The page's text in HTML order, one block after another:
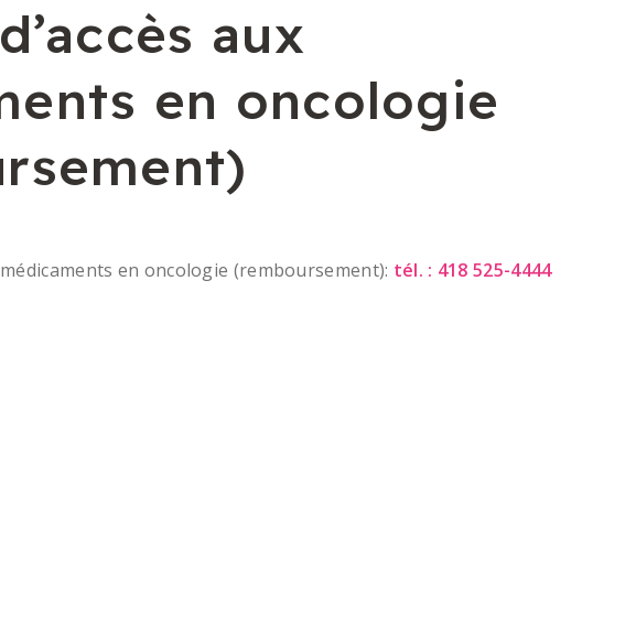
aux
en oncologie
médicaments en oncologie (remboursement): tél. : 418 525-4444